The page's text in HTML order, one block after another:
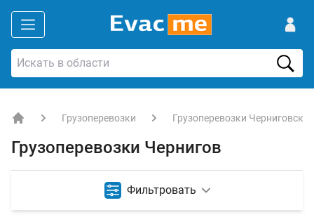
Грузоперевозки Грузоперевозки
Грузоперевозки Чернигов
Фильтровать